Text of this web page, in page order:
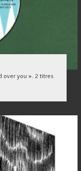
over you ». 2 titres